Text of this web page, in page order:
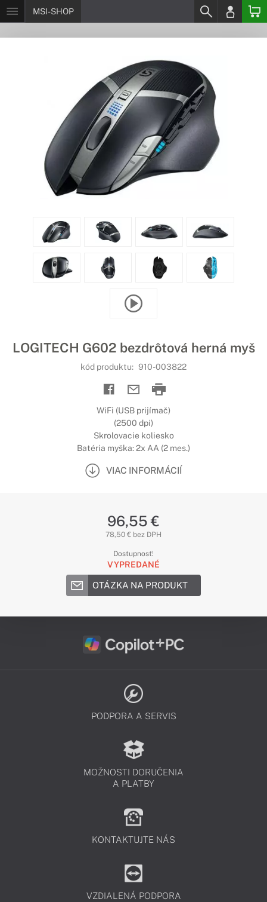
MSI-SHOP
LOGITECH G602 bezdrôtová herná myš
kód produktu: 910-003822
WiFi (USB prijímač)
(2500 dpi)
Skrolovacie koliesko
Batéria myška: 2x AA (2 mes.)
VIAC INFORMÁCIÍ
96,55 €
78,50 € bez DPH
Dostupnosť:
VYPREDANÉ
OTÁZKA NA PRODUKT
PODPORA A SERVIS
MOŽNOSTI DORUČENIA
A PLATBY
KONTAKTUJTE NÁS
VZDIALENÁ PODPORA